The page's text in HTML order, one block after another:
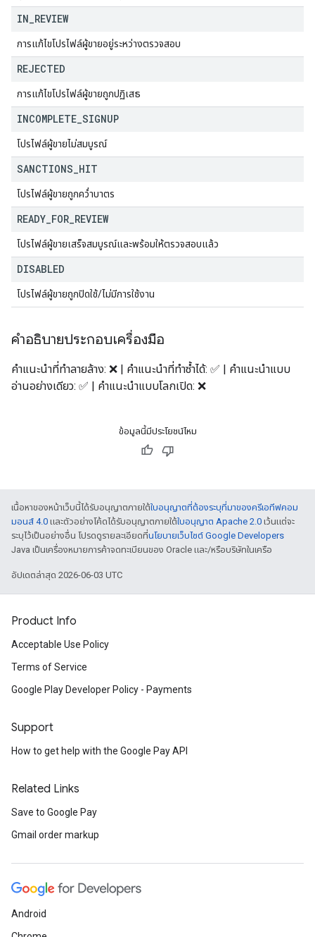
IN REVIEW
การแก้ไขโปรไฟล์ผู้ขายอยู่ระหว่างตรวจสอบ
REJECTED
การแก้ไขโปรไฟล์ผู้ขายถูกปฏิเสธ
INCOMPLETE SIGNUP
โปรไฟล์ผู้ขายไม่สมบูรณ์
SANCTIONS HIT
โปรไฟล์ผู้ขายถูกคว่ำบาตร
READY FOR REVIEW
โปรไฟล์ผู้ขายเสร็จสมบูรณ์และพร้อมให้ตรวจสอบแล้ว
DISABLED
โปรไฟล์ผู้ขายถูกปิดใช้/ไม่มีการใช้งาน
คำอธิบายประกอบเครื่องมือ
คำแนะนำที่ทำลายล้าง: ❌ | คำแนะนำที่ทำซ้ำได้: ✅ | คำแนะนำแบบ
อ่านอย่างเดียว: ✅ | คำแนะนำแบบโลกเปิด: ❌
ข้อมูลนี้มีประโยชน์ไหม
เนื้อหาของหน้าเว็บนี้ได้รับอนุญาตภายใต้ใบอนุญาตที่ต้องระบุที่มาของครีเอทีฟคอม
มอนส์ 4.0 และตัวอย่างโค้ดได้รับอนุญาตภายใต้ใบอนุญาต Apache 2.0 เว้นแต่จะ
ระบุไว้เป็นอย่างอื่น โปรดดูรายละเอียดที่นโยบายเว็บไซต์ Google Developers
Java เป็นเครื่องหมายการค้าจดทะเบียนของ Oracle และ/หรือบริษัทในเครือ
อัปเดตล่าสุด 2026-06-03 UTC
Product Info
Acceptable Use Policy
Terms of Service
Google Play Developer Policy - Payments
Support
How to get help with the Google Pay API
Related Links
Save to Google Pay
Gmail order markup
Android